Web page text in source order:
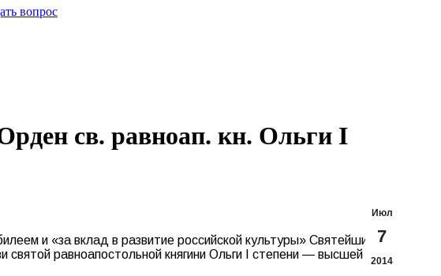
вопрос
св. равноап. кн. Ольги I
Июл
7
2014
и «за вклад в развитие российской культуры» Святейший
равноапостольной княгини Ольги I степени — высшей